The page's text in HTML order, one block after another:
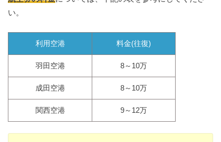
い。
利用空港 料金(往復)
羽田空港 8～10万
成田空港 8～10万
関西空港 9～12万